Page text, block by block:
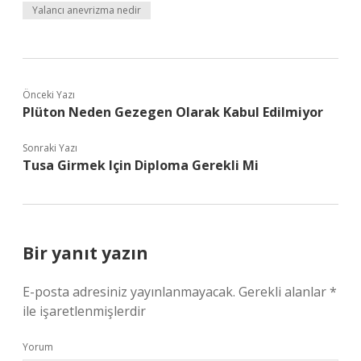
Yalancı anevrizma nedir
Önceki Yazı
Plüton Neden Gezegen Olarak Kabul Edilmiyor
Sonraki Yazı
Tusa Girmek Için Diploma Gerekli Mi
Bir yanıt yazın
E-posta adresiniz yayınlanmayacak. Gerekli alanlar*
ile işaretlenmişlerdir
Yorum